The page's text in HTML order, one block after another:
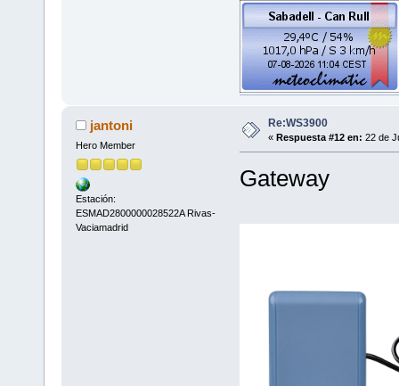
jantoni
Hero Member
Estación:
ESMAD2800000028522A Rivas-
Vaciamadrid
Re:WS3900
« Respuesta #12 en: 22 de
Gateway